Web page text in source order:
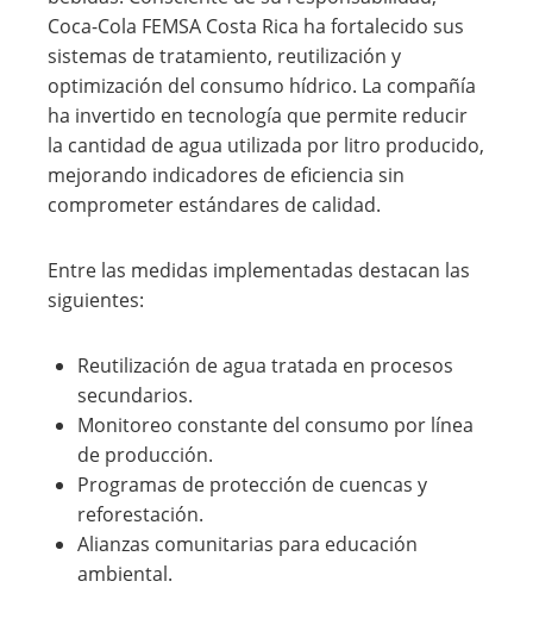
Coca-Cola FEMSA Costa Rica ha fortalecido sus
sistemas de tratamiento, reutilización y
optimización del consumo hídrico. La compañía
ha invertido en tecnología que permite reducir
la cantidad de agua utilizada por litro producido,
mejorando indicadores de eficiencia sin
comprometer estándares de calidad.
Entre las medidas implementadas destacan las
siguientes:
Reutilización de agua tratada en procesos
secundarios.
Monitoreo constante del consumo por línea
de producción.
Programas de protección de cuencas y
reforestación.
Alianzas comunitarias para educación
ambiental.